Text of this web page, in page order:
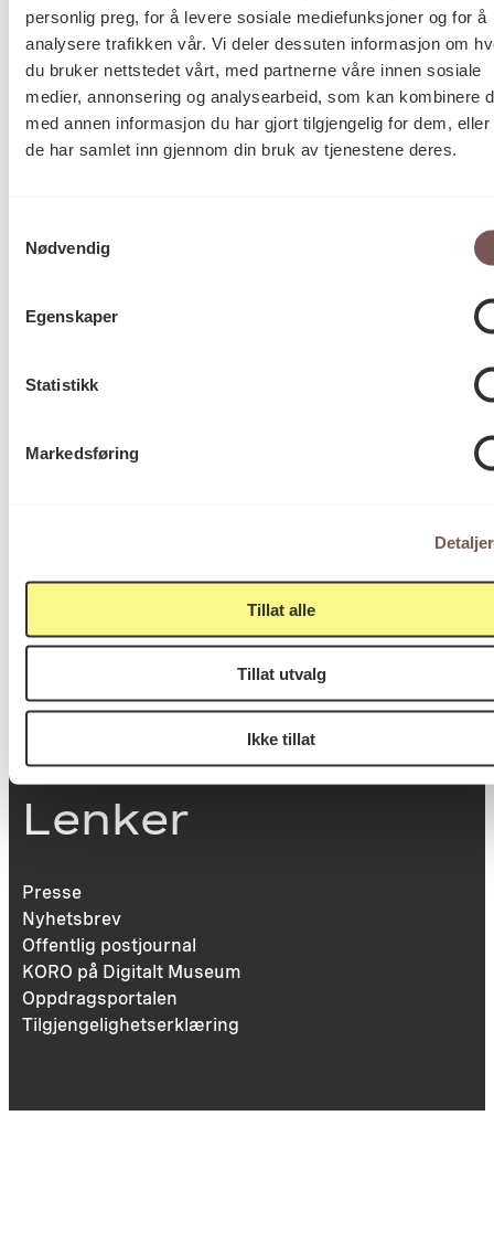
personlig preg, for å levere sosiale mediefunksjoner og for å
analysere trafikken vår. Vi deler dessuten informasjon om
du bruker nettstedet vårt, med partnerne våre innen sosiale
medier, annonsering og analysearbeid, som kan kombinere
med annen informasjon du har gjort tilgjengelig for dem,
de har samlet inn gjennom din bruk av tjenestene deres.
Nødvendig
Egenskaper
Statistikk
Markedsføring
Detaljer
Tillat alle
Tillat utvalg
Ikke tillat
St. Olavs plass
0130 Oslo
post@koro.no
22 99 11 99
Besøksadresse
Om opphavsrett
Last ned logo
Lenker
Presse
Nyhetsbrev
Offentlig postjournal
KORO på Digitalt Museum
Oppdragsportalen
Tilgjengelighetserklæring